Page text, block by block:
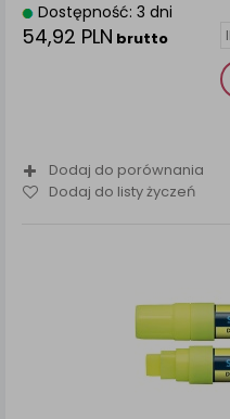
Dostępność: 3 dni
54,92 PLN brutto
Dodaj do porównania
Dodaj do listy życzeń